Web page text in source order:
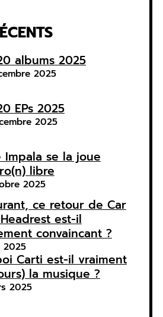
albums 2025
2025
EPs 2025
2025
Impala se la joue
libre
2025
ce retour de Car
est-il
convaincant ?
2025
Carti est-il vraiment
la musique ?
2025